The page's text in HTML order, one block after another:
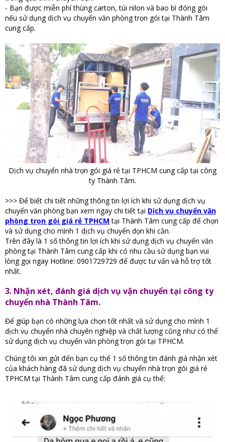
- Bạn được miễn phí thùng carton, túi nilon và bao bì đóng gói
nếu sử dụng dịch vụ chuyển văn phòng trọn gói tại Thành Tâm
cung cấp.
Dịch vụ chuyển nhà trọn gói giá rẻ tại TPHCM cung cấp tại công
ty Thành Tâm.
>>> Để biết chi tiết những thông tin lợi ích khi sử dụng dịch vụ
chuyển văn phòng bạn xem ngay chi tiết tại Dịch vụ chuyển văn
phòng trọn gói giá rẻ TPHCM tại Thành Tâm cung cấp để chọn
và sử dụng cho mình 1 dịch vụ chuyển dọn khi cần.
Trên đây là 1 số thông tin lợi ích khi sử dụng dịch vụ chuyển văn
phòng tại Thành Tâm cung cấp khi có nhu cầu sử dụng bạn vui
lòng gọi ngay Hotline: 0901729729 để được tư vấn và hỗ trợ tốt
nhất.
3. Nhận xét, đánh giá dịch vụ vận chuyển tại công ty
chuyển nhà Thành Tâm.
Để giúp bạn có những lựa chọn tốt nhất và sử dụng cho mình 1
dịch vụ chuyển nhà chuyên nghiệp và chất lượng cũng như có thể
sử dụng dịch vụ chuyển văn phòng trọn gói tại TPHCM.
Chúng tôi xin gửi đến bạn cụ thể 1 số thông tin đánh giá nhận xét
của khách hàng đã sử dụng dịch vụ chuyển nhà trọn gói giá rẻ
TPHCM tại Thành Tâm cung cấp đánh giá cụ thể: